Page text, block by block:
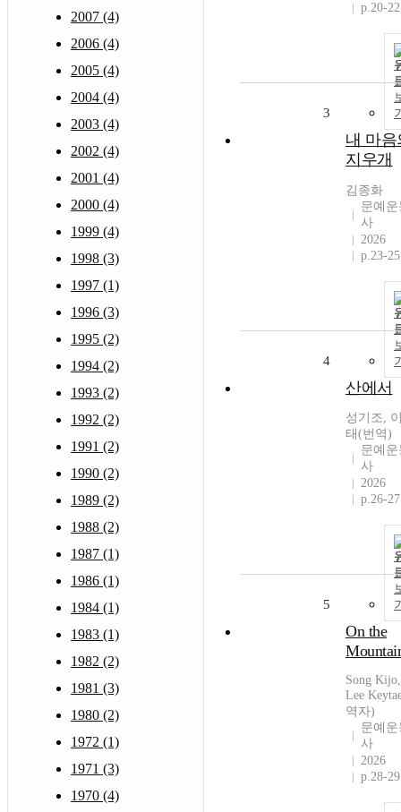
2007 (4)
2006 (4)
2005 (4)
2004 (4)
2003 (4)
2002 (4)
2001 (4)
2000 (4)
1999 (4)
1998 (3)
1997 (1)
1996 (3)
1995 (2)
1994 (2)
1993 (2)
1992 (2)
1991 (2)
1990 (2)
1989 (2)
1988 (2)
1987 (1)
1986 (1)
1984 (1)
1983 (1)
1982 (2)
1981 (3)
1980 (2)
1972 (1)
1971 (3)
1970 (4)
p.20-22
3
내 마음
지우개
김종화
문예운
사
2026
p.23-25
4
산에서
성기조,
태(번역)
문예운
사
2026
p.26-27
5
On the
Song Kijo,
Lee
역자)
문예운
사
2026
p.28-29